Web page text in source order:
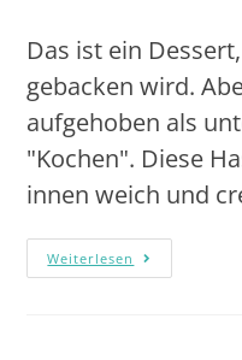
Das ist ein
gebacken wird.
aufgehoben als
"Kochen". Diese
innen weich und
Weiterlesen